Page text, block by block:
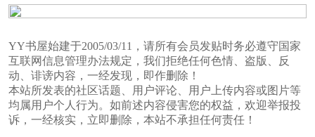
YY书屋始建于2005/03/11，请所有会员发贴时务必遵守国家
互联网信息管理办法规定，我们拒绝任何色情、盗版、反
动、诽谤内容，一经发现，即作删除！
本站所发表的社区话题、用户评论、用户上传内容或图片等
均属用户个人行为。如前述内容侵害您的权益，欢迎举报投
诉，一经核实，立即删除，本站不承担任何责任！